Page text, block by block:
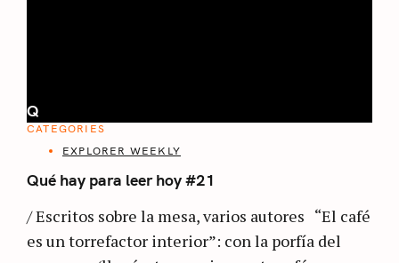
Q
CATEGORIES
EXPLORER WEEKLY
Qué hay para leer hoy #21
/ Escritos sobre la mesa, varios autores “El café
es un torrefactor interior”: con la porfía del